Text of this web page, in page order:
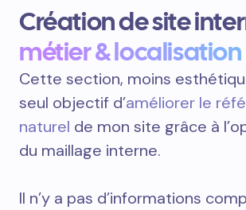
Création de site
métier & localisation
Cette section, moins
seul objectif d’améliorer le
naturel de mon site grâce à
du maillage interne.
Il n’y a pas d’informations